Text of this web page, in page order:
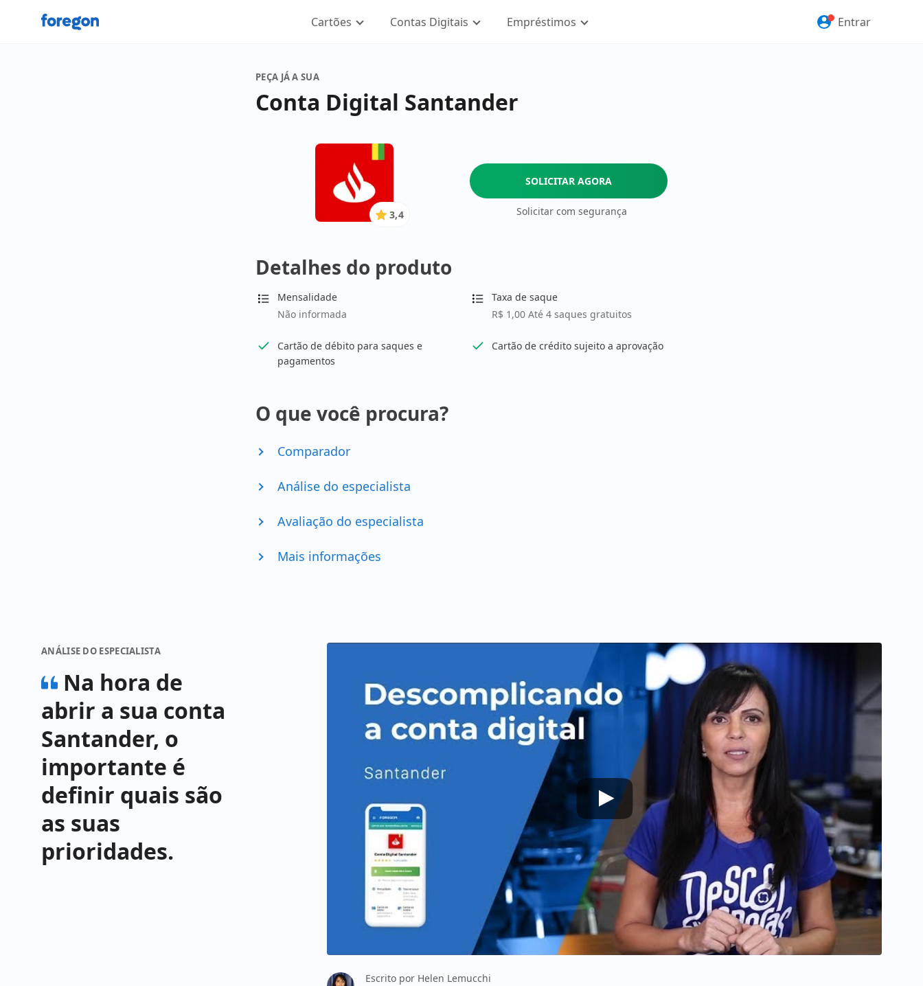
Foregon.com Cartões Contas Digitais Empréstimos Entrar
PEÇA JÁ A SUA
Conta Digital Santander
3.4
Estrelas
3,4
SOLICITAR AGORA
Solicitar com segurança
Detalhes do produto
Mensalidade
Não informada
Taxa de saque
R$ 1,00 Até 4 saques gratuitos
Cartão de débito para saques e
pagamentos
Cartão de crédito sujeito a aprovação
O que você procura?
Comparador
Análise do especialista
Avaliação do especialista
Mais informações
ANÁLISE DO ESPECIALISTA
Na hora de
abrir a sua conta
Santander, o
importante é
definir quais são
as suas
prioridades.
Escrito por Helen Lemucchi